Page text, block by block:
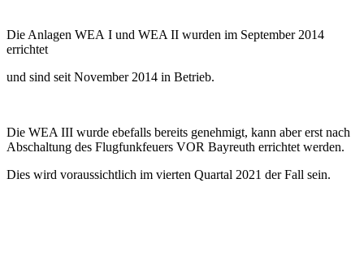
Die Anlagen WEA I und WEA II wurden im September 2014
errichtet
und sind seit November 2014 in Betrieb.
Die WEA III wurde ebefalls bereits genehmigt, kann aber erst nach
Abschaltung des Flugfunkfeuers VOR Bayreuth errichtet werden.
Dies wird voraussichtlich im vierten Quartal 2021 der Fall sein.